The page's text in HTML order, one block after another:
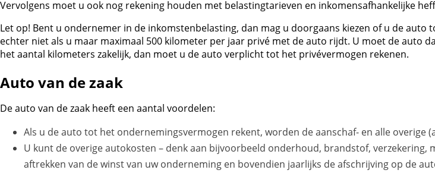
Vervolgens moet u ook nog rekening houden met belastingtarieven en inkomensafhankelijke
Let op! Bent u ondernemer in de inkomstenbelasting, dan mag u doorgaans kiezen of u de
echter niet als u maar maximaal 500 kilometer per jaar privé met de auto rijdt. U moet de auto
het aantal kilometers zakelijk, dan moet u de auto verplicht tot het privévermogen rekenen.
Auto van de zaak
De auto van de zaak heeft een aantal voordelen:
Als u de auto tot het ondernemingsvermogen rekent, worden de aanschaf- en alle overige
U kunt de overige autokosten – denk aan bijvoorbeeld onderhoud, brandstof,
aftrekken van de winst van uw onderneming en bovendien jaarlijks de afschrijving op de